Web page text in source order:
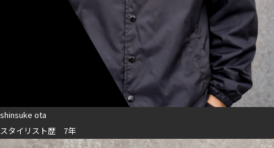
shinsuke ota
スタイリスト歴 7年